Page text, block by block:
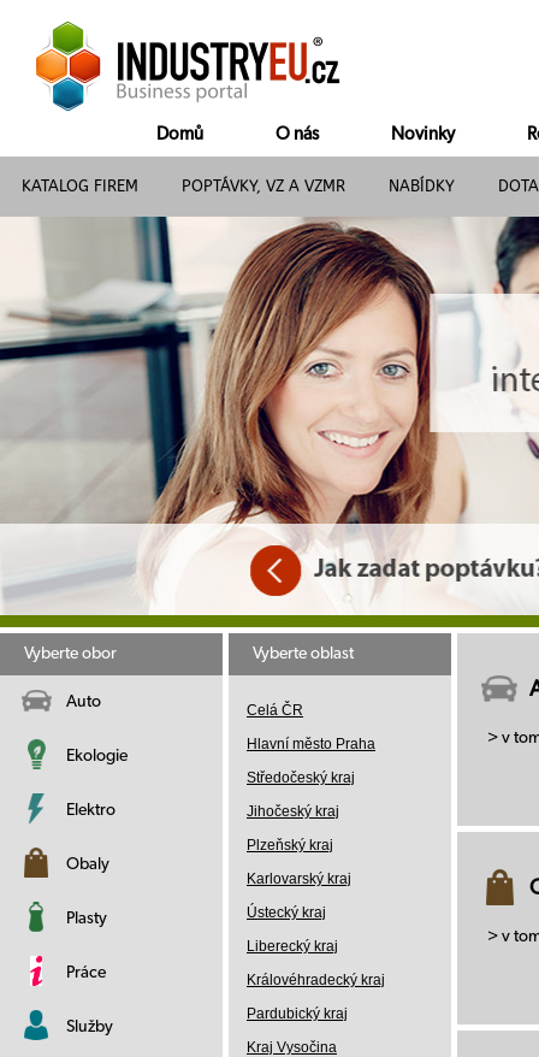
Domů O nás Novinky
KATALOG FIREM POPTÁVKY, VZ A VZMR NABÍDKY
Vyberte obor
Auto
Ekologie
Elektro
Obaly
Plasty
Práce
Služby
Vyberte oblast
Celá ČR
Hlavní město Praha
Středočeský kraj
Jihočeský kraj
Plzeňský kraj
Karlovarský kraj
Ústecký kraj
Liberecký kraj
Královéhradecký kraj
Pardubický kraj
Kraj Vysočina
> v
> v